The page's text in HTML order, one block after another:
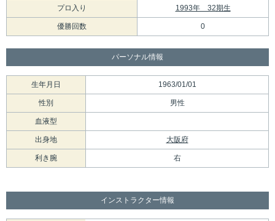
プロ入り 1993年 32期生
優勝回数 0
パーソナル情報
生年月日 1963/01/01
性別 男性
血液型
出身地 大阪府
利き腕 右
インストラクター情報